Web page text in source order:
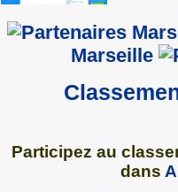
Marseille
Participez au
dans